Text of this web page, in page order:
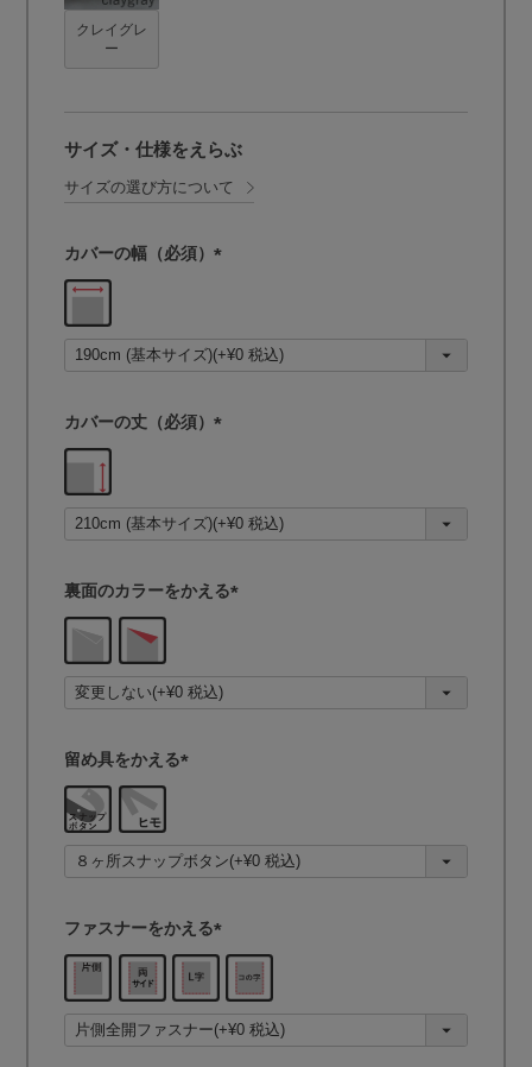
クレイグレ
ー
サイズ・仕様をえらぶ
サイズの選び方について
カバーの幅（必須）
須
)
カバーの丈（必須）
須
)
裏面のカラーをかえる
須
)
留め具をかえる
須
)
ファスナーをかえる
(
須
)